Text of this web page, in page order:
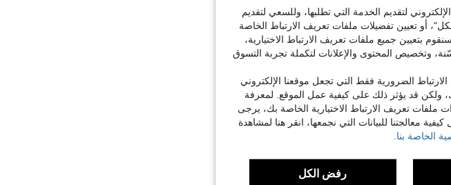
لتقديم الخدمة التي تطلبها، وللسعي لتقديم
أو تعيين تفضيلات ملفات تعريف الارتباط الخاصة
جميع ملفات تعريف الارتباط الاختيارية،
وتخصيص المحتوى والإعلانات لتكملة تجربة التسوق
الضرورية فقط التي تجعل موقعنا الإلكتروني
قد يؤثر ذلك على كيفية عمل الموقع. لمعرفة
ملفات تعريف الارتباط الاختيارية الخاصة بك، يرجى
معالجتنا للبيانات التي نجمعها، انقر هنا لمشاهدة
الخاصة بنا.
رفض الكل